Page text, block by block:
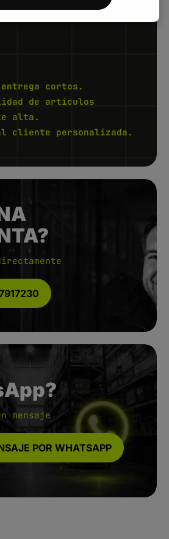
cortos.
de artículos
alta.
cliente personalizada.
mensaje
POR WHATSAPP